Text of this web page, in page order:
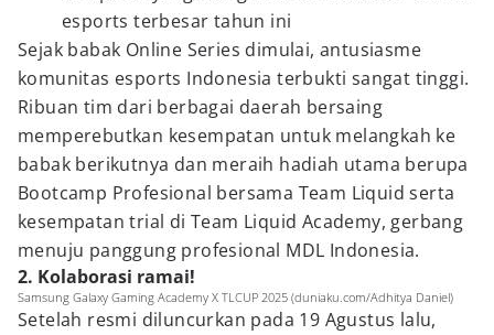
esports terbesar tahun ini
Sejak babak Online Series dimulai, antusiasme
komunitas esports Indonesia terbukti sangat tinggi.
Ribuan tim dari berbagai daerah bersaing
memperebutkan kesempatan untuk melangkah ke
babak berikutnya dan meraih hadiah utama berupa
Bootcamp Profesional bersama Team Liquid serta
kesempatan trial di Team Liquid Academy, gerbang
menuju panggung profesional MDL Indonesia.
2. Kolaborasi ramai!
Samsung Galaxy Gaming Academy X TLCUP 2025 (duniaku.com/Adhitya Daniel)
Setelah resmi diluncurkan pada 19 Agustus lalu,